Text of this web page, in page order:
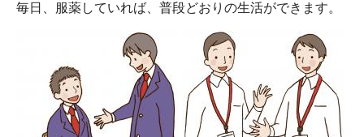
毎日、服薬していれば、普段どおりの生活ができます。